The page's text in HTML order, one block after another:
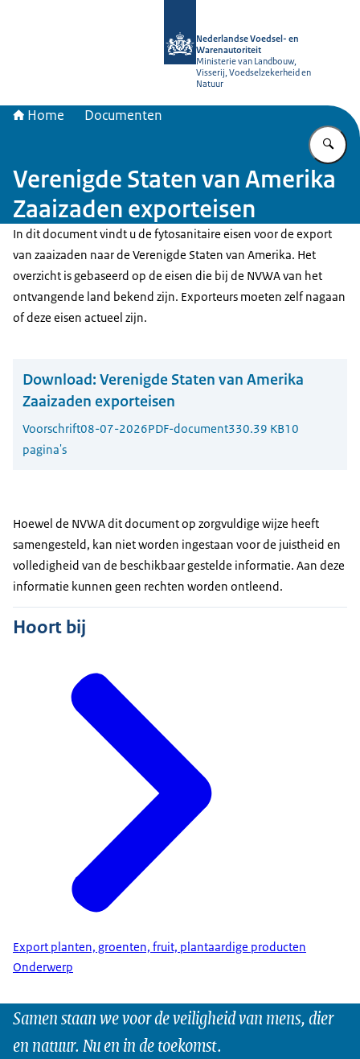
Nederlandse Voedsel- en
Warenautoriteit
Ministerie van Landbouw,
Visserij, Voedselzekerheid en
Natuur
Home Documenten
Verenigde Staten van Amerika
Zaaizaden exporteisen
In dit document vindt u de fytosanitaire eisen voor de export
van zaaizaden naar de Verenigde Staten van Amerika. Het
overzicht is gebaseerd op de eisen die bij de NVWA van het
ontvangende land bekend zijn. Exporteurs moeten zelf nagaan
of deze eisen actueel zijn.
Download: Verenigde Staten van Amerika
Zaaizaden exporteisen
Voorschrift08-07-2026PDF-document330.39 KB10
pagina's
Hoewel de NVWA dit document op zorgvuldige wijze heeft
samengesteld, kan niet worden ingestaan voor de juistheid en
volledigheid van de beschikbaar gestelde informatie. Aan deze
informatie kunnen geen rechten worden ontleend.
Hoort bij
Export planten, groenten, fruit, plantaardige producten
Onderwerp
Samen staan we voor de veiligheid van mens, dier
en natuur. Nu en in de toekomst.